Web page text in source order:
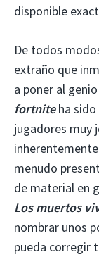
disponible
De todos
extraño que
a poner al
fortniteha sido
jugadores muy
menudo
de material en
Los muertos
nombrar unos
pueda corregir